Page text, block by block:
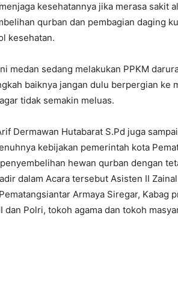
kesehatannya jika merasa sakit
qurban dan pembagian daging
kesehatan.
medan sedang melakukan PPKM
baiknya jangan dulu berpergian ke
tidak semakin meluas.
Dermawan Hutabarat S.Pd juga
kebijakan pemerintah kota
hewan qurban dengan
dalam Acara tersebut Asisten II Zainal
Armaya Siregar, Kabag
Polri, tokoh agama dan tokoh